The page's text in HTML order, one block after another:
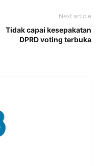
Next article
Tidak capai kesepakatan
DPRD voting terbuka